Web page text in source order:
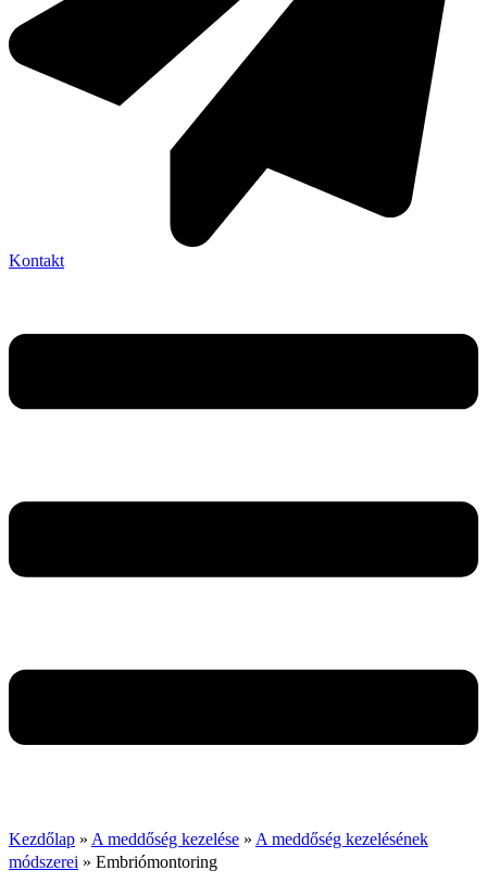
Kontakt
Kezdőlap » A meddőség kezelése » A meddőség kezelésének
módszerei » Embriómontoring